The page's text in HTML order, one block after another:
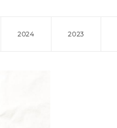
2024 2023